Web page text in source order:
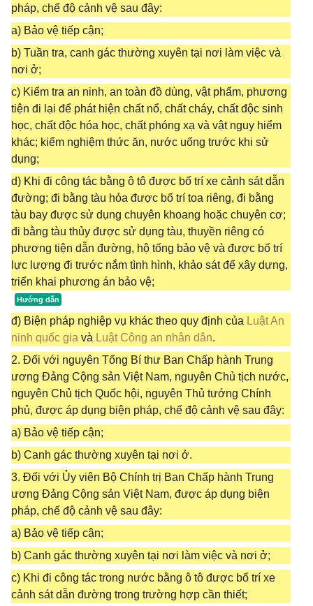
pháp, chế độ cảnh vệ sau đây:
a) Bảo vệ tiếp cận;
b) Tuần tra, canh gác thường xuyên tại nơi làm việc và
nơi ở;
c) Kiểm tra an ninh, an toàn đồ dùng, vật phẩm, phương
tiện đi lại để phát hiện chất nổ, chất cháy, chất độc sinh
học, chất độc hóa học, chất phóng xạ và vật nguy hiểm
khác; kiểm nghiệm thức ăn, nước uống trước khi sử
dụng;
d) Khi đi công tác bằng ô tô được bố trí xe cảnh sát dẫn
đường; đi bằng tàu hỏa được bố trí toa riêng, đi bằng
tàu bay được sử dụng chuyên khoang hoặc chuyên cơ;
đi bằng tàu thủy được sử dụng tàu, thuyền riêng có
phương tiện dẫn đường, hộ tống bảo vệ và được bố trí
lực lượng đi trước nắm tình hình, khảo sát để xây dựng,
triển khai phương án bảo vệ;
đ) Biện pháp nghiệp vụ khác theo quy định của Luật An
ninh quốc gia và Luật Công an nhân dân.
2. Đối với nguyên Tổng Bí thư Ban Chấp hành Trung
ương Đảng Cộng sản Việt Nam, nguyên Chủ tịch nước,
nguyên Chủ tịch Quốc hội, nguyên Thủ tướng Chính
phủ, được áp dụng biện pháp, chế độ cảnh vệ sau đây:
a) Bảo vệ tiếp cận;
b) Canh gác thường xuyên tại nơi ở.
3. Đối với Ủy viên Bộ Chính trị Ban Chấp hành Trung
ương Đảng Cộng sản Việt Nam, được áp dụng biện
pháp, chế độ cảnh vệ sau đây:
a) Bảo vệ tiếp cận;
b) Canh gác thường xuyên tại nơi làm việc và nơi ở;
c) Khi đi công tác trong nước bằng ô tô được bố trí xe
cảnh sát dẫn đường trong trường hợp cần thiết;